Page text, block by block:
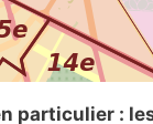
particulier :